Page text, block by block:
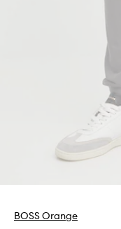
BOSS Orange